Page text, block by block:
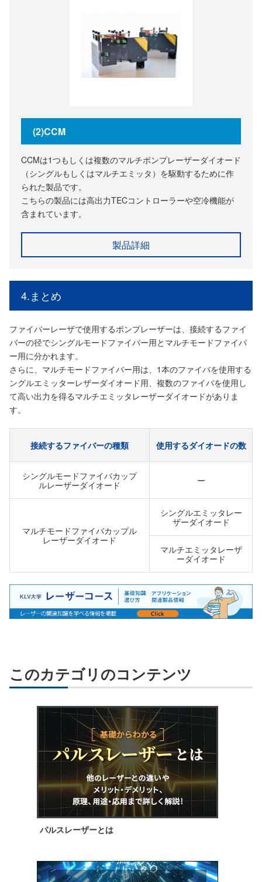
(2)CCM
CCMは1つもしくは複数のマルチポンプレーザーダイオード
（シングルもしくはマルチエミッタ）を駆動するために作
られた製品です。
こちらの製品には高出力TECコントローラーや空冷機能が
含まれています。
製品詳細
4.まとめ
ファイバーレーザで使用するポンプレーザーは、接続するファイ
バーの径でシングルモードファイバー用とマルチモードファイバ
ー用に分かれます。
さらに、マルチモードファイバー用は、1本のファイバを使用する
ングルエミッターレザーダイオード用、複数のファイバを使用し
て高い出力を得るマルチエミッタレーザーダイオードがありま
す。
接続するファイバーの種類 使用するダイオードの数
シングルモードファイバカップ
ルレーザーダイオード
ー
マルチモードファイバカップル
レーザーダイオード
シングルエミッタレー
ザーダイオード
マルチエミッタレーザ
ーダイオード
このカテゴリのコンテンツ
パルスレーザーとは